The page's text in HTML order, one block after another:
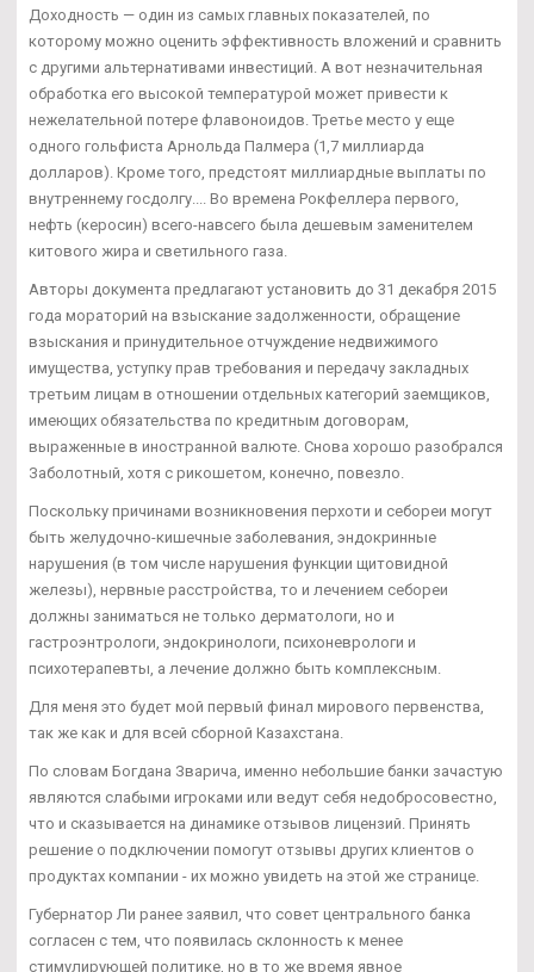
Доходность — один из самых главных показателей, по
которому можно оценить эффективность вложений и сравнить
с другими альтернативами инвестиций. А вот незначительная
обработка его высокой температурой может привести к
нежелательной потере флавоноидов. Третье место у еще
одного гольфиста Арнольда Палмера (1,7 миллиарда
долларов). Кроме того, предстоят миллиардные выплаты по
внутреннему госдолгу.... Во времена Рокфеллера первого,
нефть (керосин) всего-навсего была дешевым заменителем
китового жира и светильного газа.
Авторы документа предлагают установить до 31 декабря 2015
года мораторий на взыскание задолженности, обращение
взыскания и принудительное отчуждение недвижимого
имущества, уступку прав требования и передачу закладных
третьим лицам в отношении отдельных категорий заемщиков,
имеющих обязательства по кредитным договорам,
выраженные в иностранной валюте. Снова хорошо разобрался
Заболотный, хотя с рикошетом, конечно, повезло.
Поскольку причинами возникновения перхоти и себореи могут
быть желудочно-кишечные заболевания, эндокринные
нарушения (в том числе нарушения функции щитовидной
железы), нервные расстройства, то и лечением себореи
должны заниматься не только дерматологи, но и
гастроэнтрологи, эндокринологи, психоневрологи и
психотерапевты, а лечение должно быть комплексным.
Для меня это будет мой первый финал мирового первенства,
так же как и для всей сборной Казахстана.
По словам Богдана Зварича, именно небольшие банки зачастую
являются слабыми игроками или ведут себя недобросовестно,
что и сказывается на динамике отзывов лицензий. Принять
решение о подключении помогут отзывы других клиентов о
продуктах компании - их можно увидеть на этой же странице.
Губернатор Ли ранее заявил, что совет центрального банка
согласен с тем, что появилась склонность к менее
стимулирующей политике, но в то же время явное